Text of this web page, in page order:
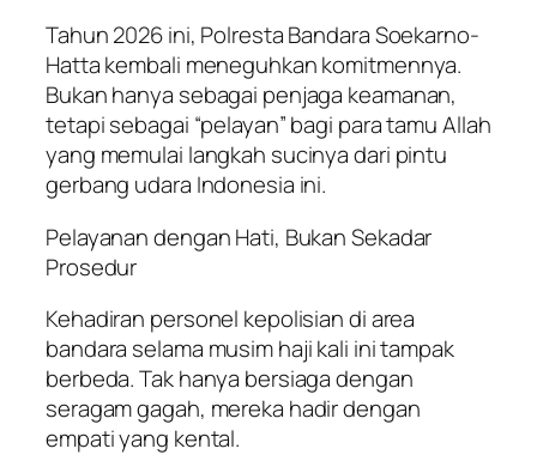
Tahun 2026 ini, Polresta Bandara Soekarno-
Hatta kembali meneguhkan komitmennya.
Bukan hanya sebagai penjaga keamanan,
tetapi sebagai “pelayan” bagi para tamu Allah
yang memulai langkah sucinya dari pintu
gerbang udara Indonesia ini.
Pelayanan dengan Hati, Bukan Sekadar
Prosedur
Kehadiran personel kepolisian di area
bandara selama musim haji kali ini tampak
berbeda. Tak hanya bersiaga dengan
seragam gagah, mereka hadir dengan
empati yang kental.